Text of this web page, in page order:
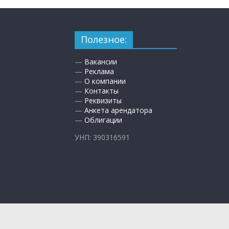
Полезное:
— Вакансии
— Реклама
— О компании
— Контакты
— Реквизиты
— Анкета арендатора
— Облигации
УНП: 390316591